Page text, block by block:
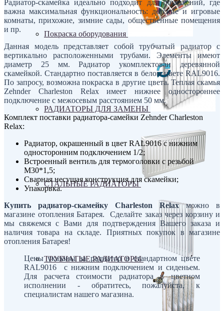
Покраска оборудования
РАДИАТОРЫ ДЛЯ ЗАМЕНЫ
СТАЛЬНЫЕ РАДИАТОРЫ
ТРУБЧАТЫЕ РАДИАТОРЫ
Радиатор-скамейка идеально подходит для помещений, где
важна максимальная функциональность: детские и игровые
комнаты, прихожие, зимние сады, общественные помещения
и пр.
Данная модель представляет собой трубчатый радиатор с
вертикально расположенными трубами. Элементы имеют
диаметр 25 мм. Радиатор укомплектован деревянной
скамейкой. Стандартно поставляется в белом цвете RAL9016.
По запросу, возможна покраска в другие цвета. Теплая скамья
Zehnder Charleston Relax имеет нижнее одностороннее
подключение с межосевым расстоянием 50 мм.
Комплект поставки радиатора-самейки Zehnder Charleston
Relax:
Радиатор, окрашенный в цвет RAL9016 с нижним
односторонним подключением 1/2;
Встроенный вентиль для термоголовки с резьбой
М30*1,5;
Сварная несущая конструкция для скамейки;
Упакорвка.
Купить радиатор-скамейку Charleston Relaxможно в
магазине отопления Батарея. Сделайте заказ через корзину и
мы свяжемся с Вами для подтверждения Вашего заказа и
наличия товара на складе. Приятных покупок в магазине
отопления Батарея!
Цены указаны за радиатор в стандартном цвете
RAL9016 с нижним подключением и сиденьем.
Для расчета стоимости радиатора в цветном
исполнении - обратитесь, пожалуйста, к
специалистам нашего магазина.